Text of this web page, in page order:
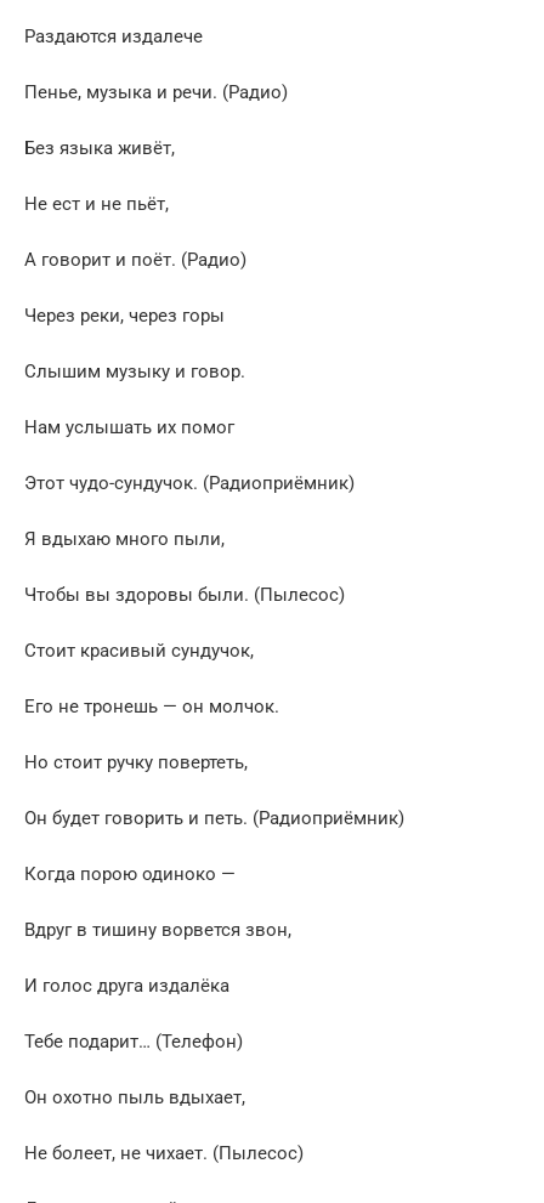
Раздаются издалече
Пенье, музыка и речи. (Радио)
Без языка живёт,
Не ест и не пьёт,
А говорит и поёт. (Радио)
Через реки, через горы
Слышим музыку и говор.
Нам услышать их помог
Этот чудо-сундучок. (Радиоприёмник)
Я вдыхаю много пыли,
Чтобы вы здоровы были. (Пылесос)
Стоит красивый сундучок,
Его не тронешь — он молчок.
Но стоит ручку повертеть,
Он будет говорить и петь. (Радиоприёмник)
Когда порою одиноко —
Вдруг в тишину ворвется звон,
И голос друга издалёка
Тебе подарит… (Телефон)
Он охотно пыль вдыхает,
Не болеет, не чихает. (Пылесос)